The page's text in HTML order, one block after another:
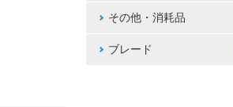
その他・消耗品
ブレード